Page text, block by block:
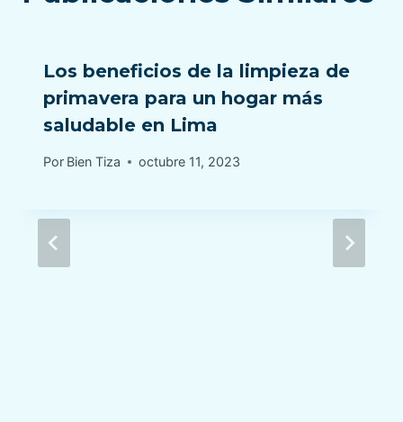
Los beneficios de la limpieza de
primavera para un hogar más
saludable en Lima
Por Bien Tiza octubre 11, 2023